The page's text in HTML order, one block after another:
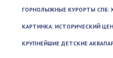
ГОРНОЛЫЖНЫЕ КУРОРТЫ СПБ:
КАРТИНКА: ИСТОРИЧЕСКИЙ
КРУПНЕЙШИЕ ДЕТСКИЕ